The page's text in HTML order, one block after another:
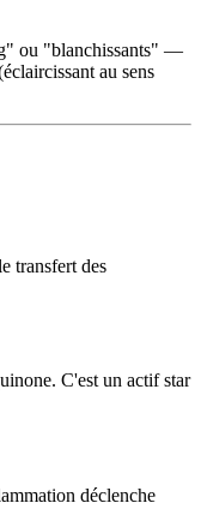
ou "blanchissants" —
au sens
transfert des
C'est un actif star
déclenche